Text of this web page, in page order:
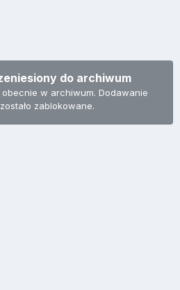
do archiwum
w archiwum. Dodawanie
zablokowane.